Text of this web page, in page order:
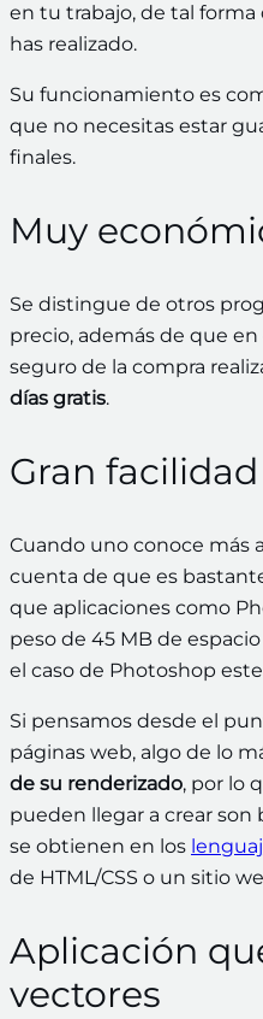
en tu trabajo, de tal forma
has realizado.
Su funcionamiento es
que no necesitas estar
finales.
Muy
Se distingue de otros
precio, además de que
seguro de la compra
días gratis.
Gran
Cuando uno conoce más
cuenta de que es
que aplicaciones como
peso de 45 MB de
el caso de Photoshop este
Si pensamos desde el
páginas web, algo de lo
de su renderizado, por lo
pueden llegar a crear son
se obtienen en los
de HTML/CSS o un sitio
Aplicación
vectores